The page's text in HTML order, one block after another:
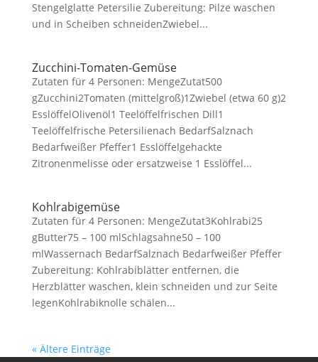
Stengelglatte Petersilie Zubereitung: Pilze waschen
und in Scheiben schneidenZwiebel...
Zucchini-Tomaten-Gemüse
Zutaten für 4 Personen: MengeZutat500
gZucchini2Tomaten (mittelgroß)1Zwiebel (etwa 60 g)2
EsslöffelOlivenöl1 Teelöffelfrischen Dill1
Teelöffelfrische Petersilienach BedarfSalznach
Bedarfweißer Pfeffer1 Esslöffelgehackte
Zitronenmelisse oder ersatzweise 1 Esslöffel...
Kohlrabigemüse
Zutaten für 4 Personen: MengeZutat3Kohlrabi25
gButter75 – 100 mlSchlagsahne50 – 100
mlWassernach BedarfSalznach Bedarfweißer Pfeffer
Zubereitung: Kohlrabiblätter entfernen, die
Herzblätter waschen, klein schneiden und zur Seite
legenKohlrabiknolle schälen...
« Ältere Einträge